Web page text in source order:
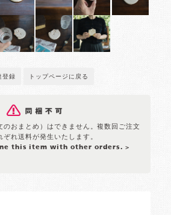
登録 トップページに戻る
のおまとめ）はできません。複数回ご注文
れ送料が発生いたします。
this item with other orders. >